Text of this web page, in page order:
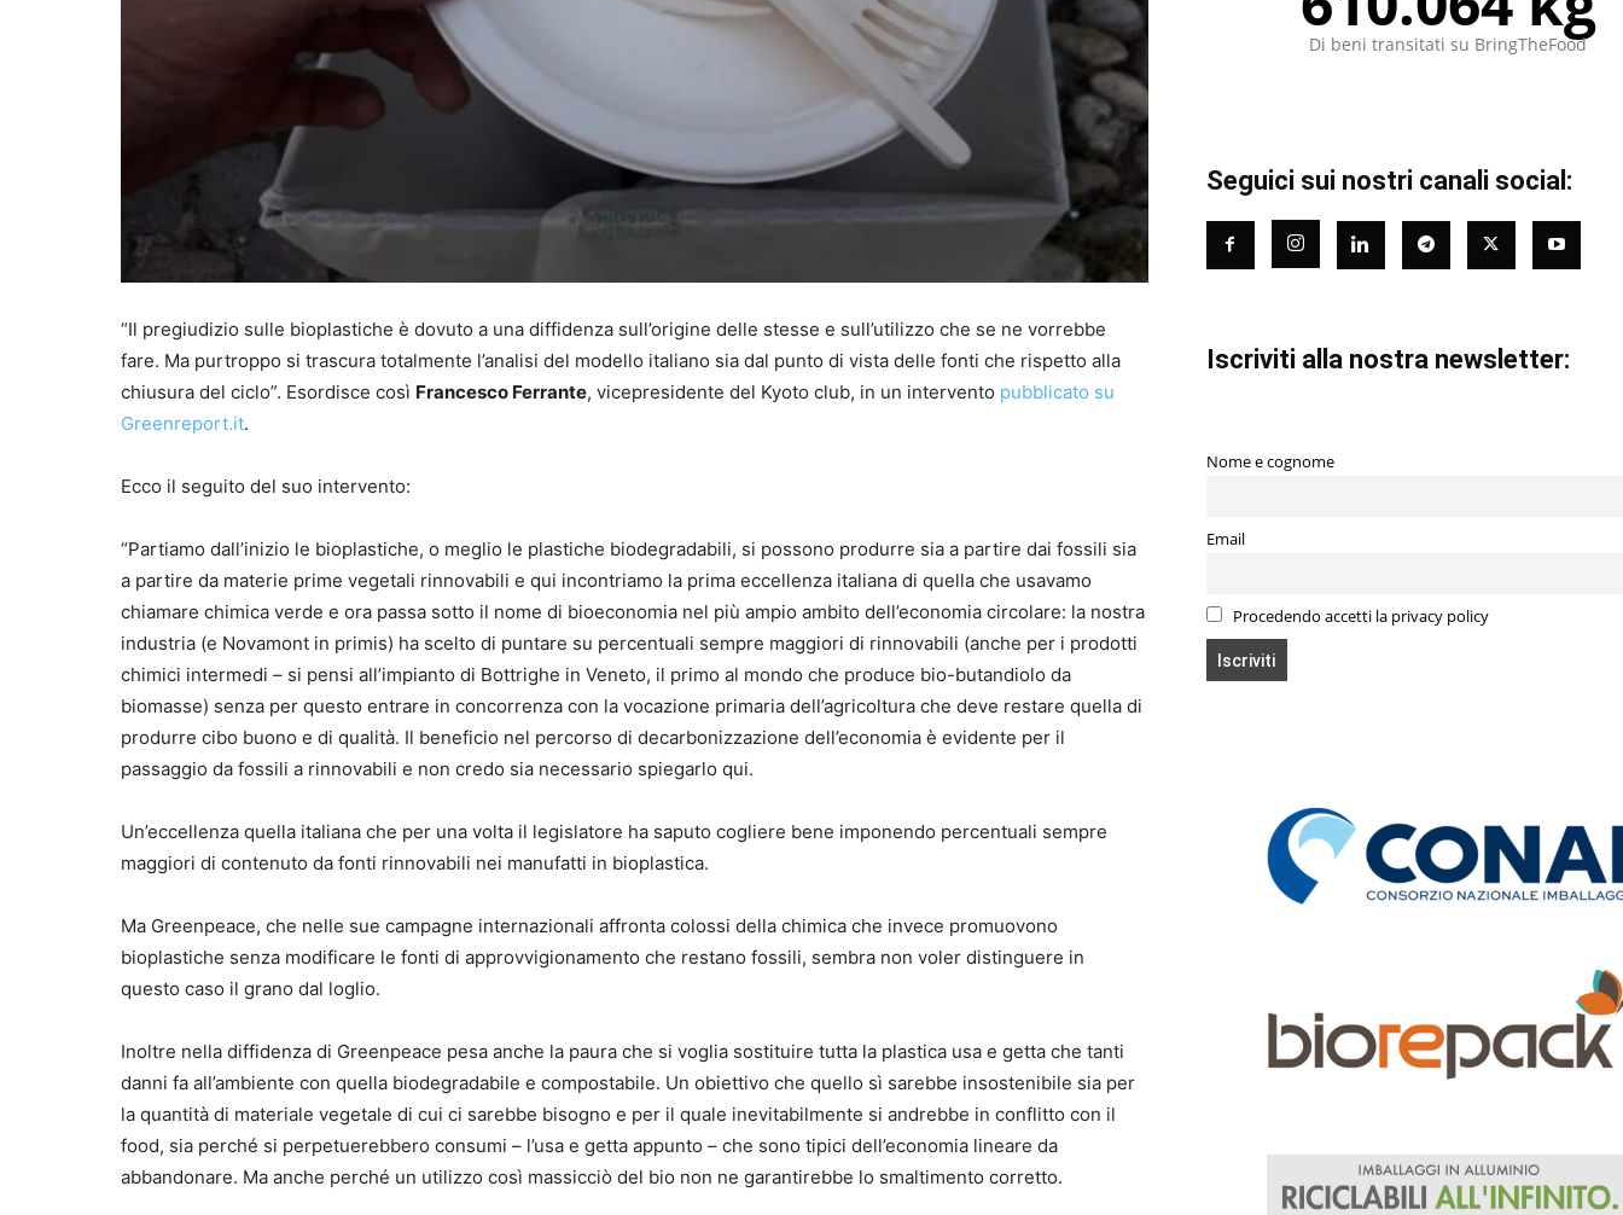
“Il pregiudizio sulle bioplastiche è dovuto a una diffidenza sull’origine delle stesse e sull’utilizzo che se ne vorrebbe
fare. Ma purtroppo si trascura totalmente l’analisi del modello italiano sia dal punto di vista delle fonti che rispetto alla
chiusura del ciclo”. Esordisce così Francesco Ferrante, vicepresidente del Kyoto club, in un intervento pubblicato su
Greenreport.it.
Ecco il seguito del suo intervento:
“Partiamo dall’inizio le bioplastiche, o meglio le plastiche biodegradabili, si possono produrre sia a partire dai fossili sia
a partire da materie prime vegetali rinnovabili e qui incontriamo la prima eccellenza italiana di quella che usavamo
chiamare chimica verde e ora passa sotto il nome di bioeconomia nel più ampio ambito dell’economia circolare: la nostra
industria (e Novamont in primis) ha scelto di puntare su percentuali sempre maggiori di rinnovabili (anche per i prodotti
chimici intermedi – si pensi all’impianto di Bottrighe in Veneto, il primo al mondo che produce bio-butandiolo da
biomasse) senza per questo entrare in concorrenza con la vocazione primaria dell’agricoltura che deve restare quella di
produrre cibo buono e di qualità. Il beneficio nel percorso di decarbonizzazione dell’economia è evidente per il
passaggio da fossili a rinnovabili e non credo sia necessario spiegarlo qui.
Un’eccellenza quella italiana che per una volta il legislatore ha saputo cogliere bene imponendo percentuali sempre
maggiori di contenuto da fonti rinnovabili nei manufatti in bioplastica.
Ma Greenpeace, che nelle sue campagne internazionali affronta colossi della chimica che invece promuovono
bioplastiche senza modificare le fonti di approvvigionamento che restano fossili, sembra non voler distinguere in
questo caso il grano dal loglio.
Inoltre nella diffidenza di Greenpeace pesa anche la paura che si voglia sostituire tutta la plastica usa e getta che tanti
danni fa all’ambiente con quella biodegradabile e compostabile. Un obiettivo che quello sì sarebbe insostenibile sia per
la quantità di materiale vegetale di cui ci sarebbe bisogno e per il quale inevitabilmente si andrebbe in conflitto con il
food, sia perché si perpetuerebbero consumi – l’usa e getta appunto – che sono tipici dell’economia lineare da
abbandonare. Ma anche perché un utilizzo così massicciò del bio non ne garantirebbe lo smaltimento corretto.
Di beni transitati su BringTheFood
Seguici sui nostri canali social:
Iscriviti alla nostra newsletter:
Nome e cognome
Email
Procedendo accetti la privacy policy